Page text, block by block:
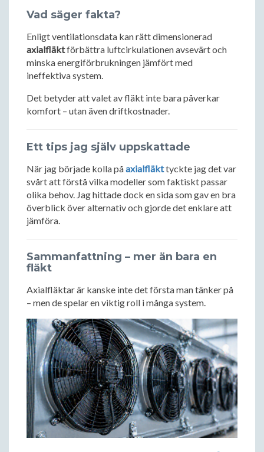
Vad säger fakta?
Enligt ventilationsdata kan rätt dimensionerad
axialfläktförbättra luftcirkulationen avsevärt och
minska energiförbrukningen jämfört med
ineffektiva system.
Det betyder att valet av fläkt inte bara påverkar
komfort – utan även driftkostnader.
Ett tips jag själv uppskattade
När jag började kolla påaxialfläkttyckte jag det var
svårt att förstå vilka modeller som faktiskt passar
olika behov. Jag hittade dock en sida som gav en bra
överblick över alternativ och gjorde det enklare att
jämföra.
Sammanfattning – mer än bara en
fläkt
Axialfläktar är kanske inte det första man tänker på
– men de spelar en viktig roll i många system.